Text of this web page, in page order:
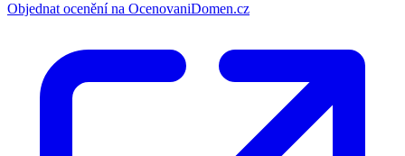
Objednat ocenění na OcenovaniDomen.cz